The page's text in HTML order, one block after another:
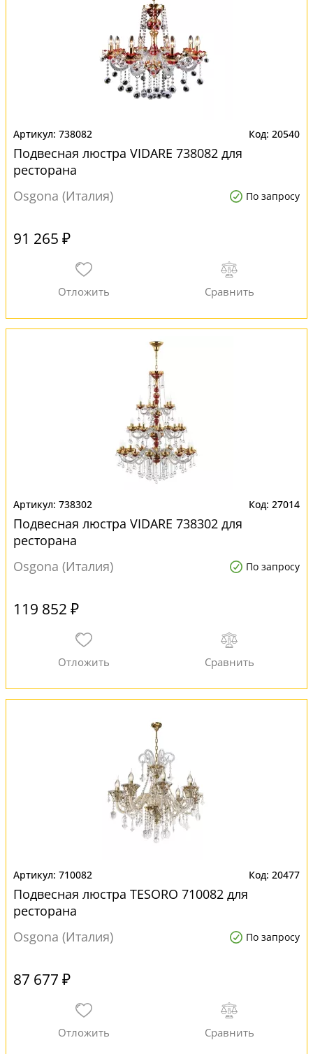
738082 20540
Подвесная люстра VIDARE 738082 для
ресторана
Osgona (Италия)
По запросу
91 265 ₽
738302 27014
Подвесная люстра VIDARE 738302 для
ресторана
Osgona (Италия)
По запросу
119 852 ₽
710082 20477
Подвесная люстра TESORO 710082 для
ресторана
Osgona (Италия)
По запросу
87 677 ₽